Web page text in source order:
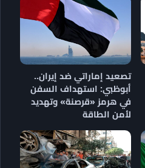
تصعيد إماراتي ضد إيران..
أبوظبي: استهداف السفن
في هرمز «قرصنة» وتهديد
لأمن الطاقة